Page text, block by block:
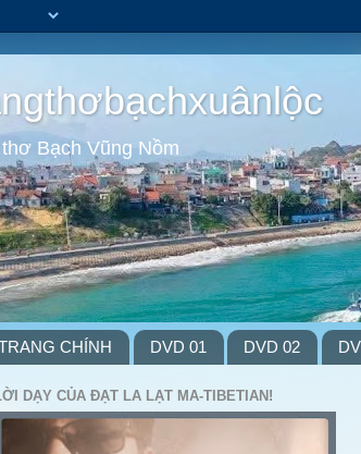
Bạch Vũng Nồm
CHÍNH DVD 01 DVD 02
DẠY CỦA ĐẠT LA LẠT MA-TIBETIAN!